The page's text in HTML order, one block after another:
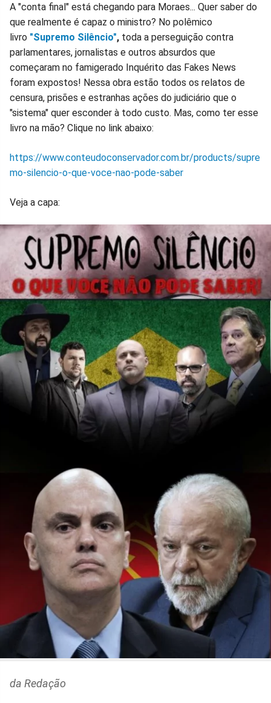
A "conta final" está chegando para Moraes... Quer saber do
que realmente é capaz o ministro? No polêmico
livro "Supremo Silêncio", toda a perseguição contra
parlamentares, jornalistas e outros absurdos que
começaram no famigerado Inquérito das Fakes News
foram expostos! Nessa obra estão todos os relatos de
censura, prisões e estranhas ações do judiciário que o
"sistema" quer esconder à todo custo. Mas, como ter esse
livro na mão? Clique no link abaixo:
https://www.conteudoconservador.com.br/products/supre
mo-silencio-o-que-voce-nao-pode-saber
Veja a capa:
da Redação